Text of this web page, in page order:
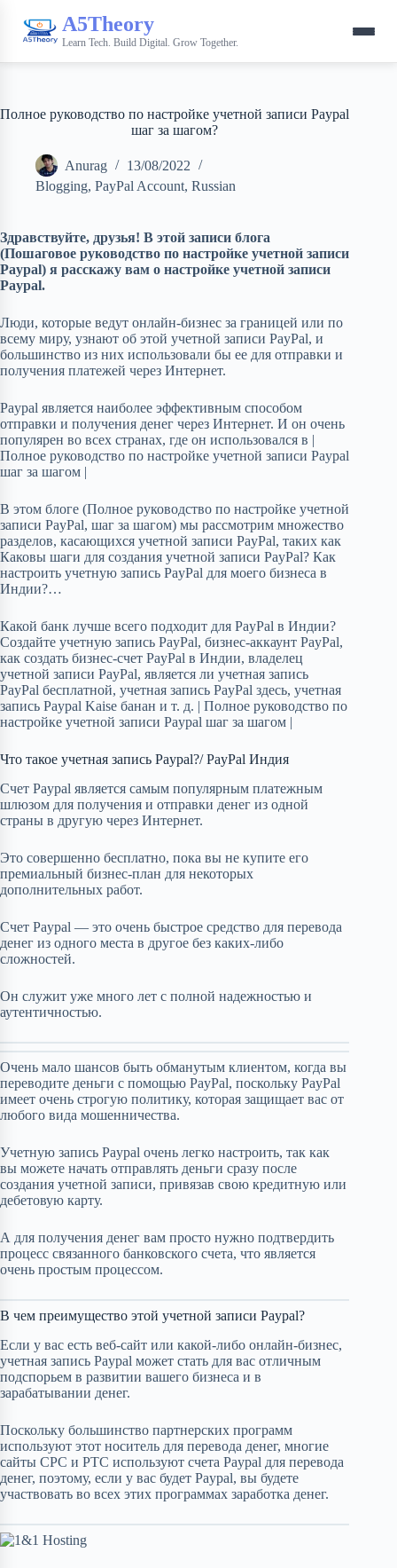
A5Theory
Learn Tech. Build Digital. Grow Together.
Полное руководство по настройке учетной записи Paypal
шаг за шагом?
Anurag
13/08/2022
Blogging, PayPal Account, Russian
Здравствуйте, друзья! В этой записи блога
(Пошаговое руководство по настройке учетной записи
Paypal) я расскажу вам о настройке учетной записи
Paypal.
Люди, которые ведут онлайн-бизнес за границей или по
всему миру, узнают об этой учетной записи PayPal, и
большинство из них использовали бы ее для отправки и
получения платежей через Интернет.
Paypal является наиболее эффективным способом
отправки и получения денег через Интернет. И он очень
популярен во всех странах, где он использовался в |
Полное руководство по настройке учетной записи Paypal
шаг за шагом |
В этом блоге (Полное руководство по настройке учетной
записи PayPal, шаг за шагом) мы рассмотрим множество
разделов, касающихся учетной записи PayPal, таких как
Каковы шаги для создания учетной записи PayPal? Как
настроить учетную запись PayPal для моего бизнеса в
Индии?…
Какой банк лучше всего подходит для PayPal в Индии?
Создайте учетную запись PayPal, бизнес-аккаунт PayPal,
как создать бизнес-счет PayPal в Индии, владелец
учетной записи PayPal, является ли учетная запись
PayPal бесплатной, учетная запись PayPal здесь, учетная
запись Paypal Kaise банан и т. д. | Полное руководство по
настройке учетной записи Paypal шаг за шагом |
Что такое учетная запись Paypal?/ PayPal Индия
Счет Paypal является самым популярным платежным
шлюзом для получения и отправки денег из одной
страны в другую через Интернет.
Это совершенно бесплатно, пока вы не купите его
премиальный бизнес-план для некоторых
дополнительных работ.
Счет Paypal — это очень быстрое средство для перевода
денег из одного места в другое без каких-либо
сложностей.
Он служит уже много лет с полной надежностью и
аутентичностью.
Очень мало шансов быть обманутым клиентом, когда вы
переводите деньги с помощью PayPal, поскольку PayPal
имеет очень строгую политику, которая защищает вас от
любого вида мошенничества.
Учетную запись Paypal очень легко настроить, так как
вы можете начать отправлять деньги сразу после
создания учетной записи, привязав свою кредитную или
дебетовую карту.
А для получения денег вам просто нужно подтвердить
процесс связанного банковского счета, что является
очень простым процессом.
В чем преимущество этой учетной записи Paypal?
Если у вас есть веб-сайт или какой-либо онлайн-бизнес,
учетная запись Paypal может стать для вас отличным
подспорьем в развитии вашего бизнеса и в
зарабатывании денег.
Поскольку большинство партнерских программ
используют этот носитель для перевода денег, многие
сайты CPC и PTC используют счета Paypal для перевода
денег, поэтому, если у вас будет Paypal, вы будете
участвовать во всех этих программах заработка денег.